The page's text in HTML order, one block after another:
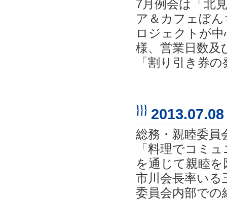
7月例会は「北
ア＆カフェぼ
ロジェクトが
様、営業日数及
「割り引き券
2013.07.08
総務・親睦委員
「料理でコミ
を通じて親睦
市川会長率いる
委員会内部での